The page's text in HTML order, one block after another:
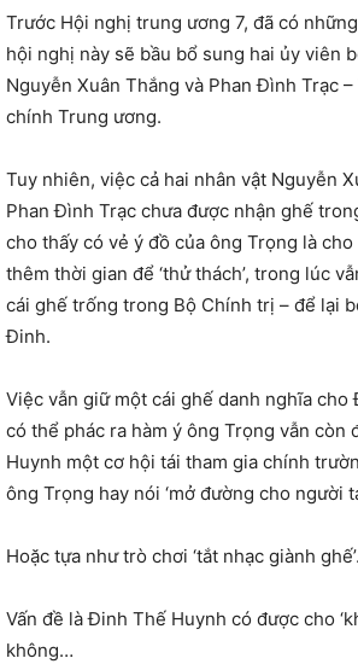
Trước Hội nghị trung ương 7, đã có
hội nghị này sẽ bầu bổ sung hai ủy viên
Nguyễn Xuân Thắng và Phan Đình Trạc
chính Trung ương.
Tuy nhiên, việc cả hai nhân vật Nguyễn
Phan Đình Trạc chưa được nhận ghế
cho thấy có vẻ ý đồ của ông Trọng là
thêm thời gian để ‘thử thách’, trong lúc
cái ghế trống trong Bộ Chính trị – để lại
Đinh.
Việc vẫn giữ một cái ghế danh nghĩa cho
có thể phác ra hàm ý ông Trọng vẫn còn
Huynh một cơ hội tái tham gia chính
ông Trọng hay nói ‘mở đường cho người
Hoặc tựa như trò chơi ‘tắt nhạc giành ghế’.
Vấn đề là Đinh Thế Huynh có được cho
không…